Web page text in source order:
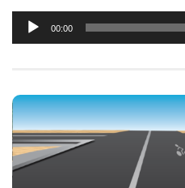
Lecteur
audio
00:00